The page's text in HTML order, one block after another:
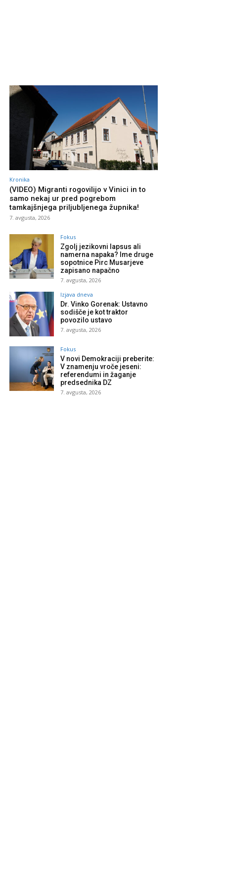
Kronika
(VIDEO) Migranti rogovilijo v Vinici in to
samo nekaj ur pred pogrebom
tamkajšnjega priljubljenega župnika!
7. avgusta, 2026
Fokus
Zgolj jezikovni lapsus ali
namerna napaka? Ime druge
sopotnice Pirc Musarjeve
zapisano napačno
7. avgusta, 2026
Izjava dneva
Dr. Vinko Gorenak: Ustavno
sodišče je kot traktor
povozilo ustavo
7. avgusta, 2026
Fokus
V novi Demokraciji preberite:
V znamenju vroče jeseni:
referendumi in žaganje
predsednika DZ
7. avgusta, 2026